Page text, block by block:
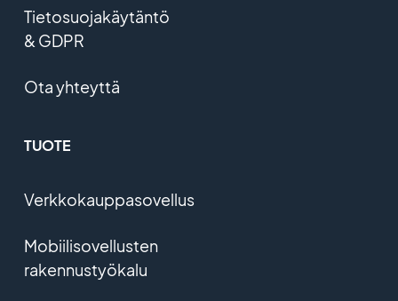
Tietosuojakäytäntö
& GDPR
Ota yhteyttä
TUOTE
Verkkokauppasovellus
Mobiilisovellusten
rakennustyökalu